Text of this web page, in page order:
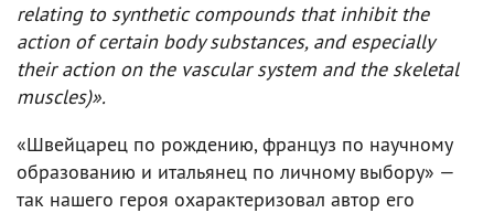
relating to synthetic compounds that inhibit the
action of certain body substances, and especially
their action on the vascular system and the skeletal
muscles)».
«Швейцарец по рождению, француз по научному
образованию и итальянец по личному выбору» —
так нашего героя охарактеризовал автор его